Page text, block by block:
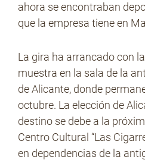
ahora se encontraban
que la empresa tiene en
La gira ha arrancado con
muestra en la sala de la
de Alicante, donde
octubre. La elección de
destino se debe a la
Centro Cultural “Las
en dependencias de la